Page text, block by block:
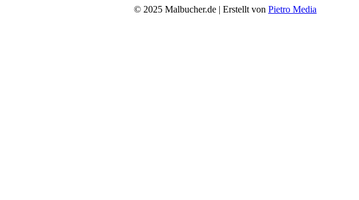
© 2025 Malbucher.de | Erstellt von Pietro Media